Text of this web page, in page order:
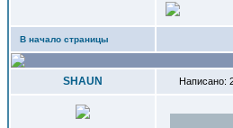
В начало страницы
SHAUN Написано: